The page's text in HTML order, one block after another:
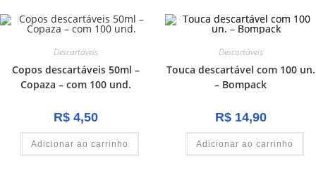
Descartáveis
Copos descartáveis 50ml –
Copaza – com 100 und.
R$4,50
Adicionar ao carrinho
Descartáveis
Touca descartável com 100 un.
– Bompack
R$14,90
Adicionar ao carrinho